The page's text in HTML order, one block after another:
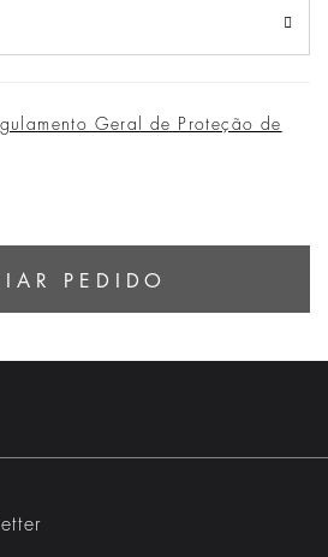
Geral de Proteção de
PEDIDO